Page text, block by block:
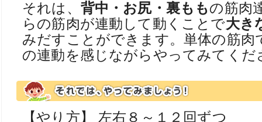
それは、 背中・お尻・裏ももの筋肉
らの筋肉が連動して動くことで大き
みだすことができます。単体の筋肉
の連動を感じながらやってみてくだ
【やり方】 左右８～１２回ずつ